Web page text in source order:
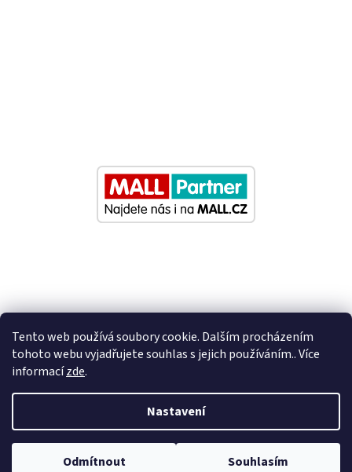
Tento web používá soubory cookie. Dalším procházením
tohoto webu vyjadřujete souhlas s jejich používáním.. Více
informacízde.
Nastavení
Odmítnout Souhlasím
Nastavil tým EshopyUmíme.cz
Copyright 2026Eurosedacky.cz . Všechna práva vyhrazena.